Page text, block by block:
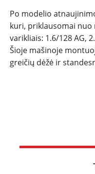
Po modelio
kuri, priklausomai nuo
varikliais: 1.6/128 AG,
Šioje mašinoje
greičių dėžė ir